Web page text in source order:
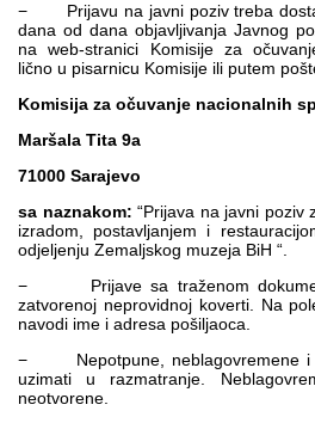
− Prijavu na javni poziv treba
dana od dana objavljivanja Javnog
na web-stranici Komisije za
lično u pisarnicu Komisije ili putem
Komisija za očuvanje nacionalnih
Maršala Tita 9a
71000 Sarajevo
sa naznakom: “Prijava na javni poziv
izradom, postavljanjem i
odjeljenju Zemaljskog muzeja BiH “.
− Prijave sa traženom
zatvorenoj neprovidnoj koverti. Na
navodi ime i adresa pošiljaoca.
− Nepotpune, neblagovremene i
uzimati u razmatranje.
neotvorene.